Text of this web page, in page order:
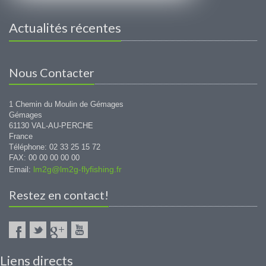
Actualités récentes
Nous Contacter
1 Chemin du Moulin de Gémages
Gémages
61130 VAL-AU-PERCHE
France
Téléphone: 02 33 25 15 72
FAX: 00 00 00 00 00
Email: lm2g@lm2g-flyfishing.fr
Restez en contact!
Liens directs